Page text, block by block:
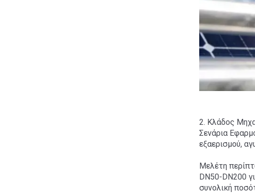
2. Κλάδος
Σενάρια
εξαερισμού,
Μελέτη
DN50-DN200
συνολική